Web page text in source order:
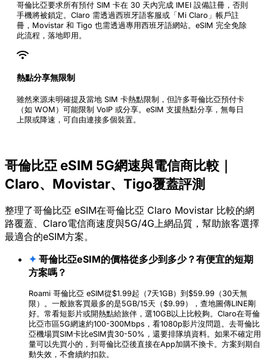
哥倫比亞要求所有預付 SIM 卡在 30 天內完成 IMEI 設備註冊，否則
手機將被鎖定。Claro 需透過西班牙語客服或「Mi Claro」帳戶註
冊，Movistar 和 Tigo 也需透過專用西班牙語網站。eSIM 完全免除
此流程，落地即用。
熱點分享無限制
雖然來源未明確提及當地 SIM 卡熱點限制，但許多哥倫比亞預付卡
（如 WOM）可能限制 VoIP 或分享。eSIM 支援熱點分享，無每日
上限或降速，可自由連接多個裝置。
哥倫比亞 eSIM 5G網速與電信商比較｜
Claro、Movistar、Tigo覆蓋評測
整理了哥倫比亞 eSIM在哥倫比亞 Claro Movistar 比較的網
路覆蓋、Claro電信商速度與5G/4G上網品質，幫助旅客選擇
最適合的eSIM方案。
✦ 哥倫比亞eSIM的價格從多少到多少？有便宜的短期
方案嗎？
Roami 哥倫比亞 eSIM從$1.99起（7天1GB）到$59.99（30天無
限）。一般旅客買最多的是5GB/15天（$9.99），查地圖傳LINE剛
好。常看短影片或開熱點給旅伴，選10GB以上比較夠。Claro在哥倫
比亞市區5G網速約100-300Mbps，看1080p影片沒問題。去哥倫比
亞機場買SIM卡比eSIM貴30-50%，還要排隊填資料。如果不確定用
量可以先買小的，到哥倫比亞後直接在App加購不換卡。方案到期自
動失效，不會續約扣款。